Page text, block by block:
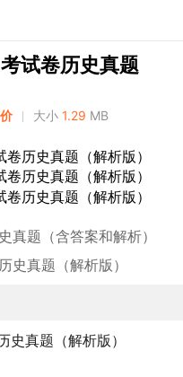
试卷历史真题
大小 1.29 MB
真题（含答案和解析）
史真题（解析版）
真题（解析版）